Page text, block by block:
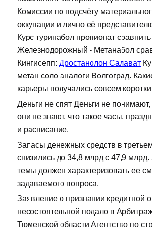
Комиссии по подсчёту
оккупации и лично её
Курс туринабол пропионат
Железнодорожный - Метанабол
Кингисепп: Дростанолон Салават
метан соло аналоги Волгоград.
карьеры получались совсем
Деньги не спят Деньги не понимают,
они не знают, что такое часы,
и расписание.
Запасы денежных средств в
снизились до 34,8 млрд с 47,9 млрд.
темы должен характеризовать ее
задаваемого вопроса.
Заявление о признании кредитной
несостоятельной подало в
Тюменской области Агентство по